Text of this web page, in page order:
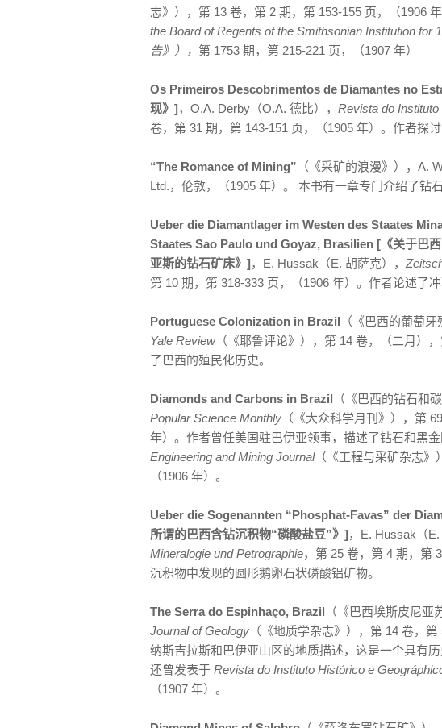
志》），第 13 卷，第 2 期，第 153-155 页，（1906
the Board of Regents of the Smithsonian Institution
告》）， 第 1753 期，第 215-221 页，（1907 年）
Os Primeiros Descobrimentos de Diamantes no
现》]，O.A. Derby（O.A. 德比）， Revista do
卷，第 31 期，第 143-151 页，（1905 年）。作者探
“The Romance of Mining” （《采矿的浪漫》），A.
Ltd.，伦敦，（1905 年）。 本书有一章专门介绍了钻
Ueber die Diamantlager im Westen des Staates
Staates Sao Paulo und Goyaz, Brasilien [《关于巴
亚斯的钻石矿床》]，E. Hussak（E. 胡萨克），
第 10 期，第 318-333 页，（1906 年）。作者论述了
Portuguese Colonization in Brazil （《巴西的葡萄
Yale Review（《耶鲁评论》），第 14 卷，（二月）
了巴西的殖民化历史。
Diamonds and Carbons in Brazil （《巴西的钻石和
Popular Science Monthly （《大众科学月刊》），第
年）。作者曾任美国驻巴伊亚领事，描述了钻石和黑
Engineering and Mining Journal（《工程与采矿杂志》
（1906 年）。
Ueber die Sogenannten “Phosphat-Favas” der
所谓的巴西含钻沉积物“磷酸盐豆”》]，E. Hussak（E.
Mineralogie und Petrographie，第 25 卷，第 4 期，第
沉积物中发现的圆形鹅卵石状磷酸铝矿物。
The Serra do Espinhaço, Brazil （《巴西埃斯皮尼亚
Journal of Geology （《地质学杂志》），第 14 卷，
纳斯吉拉斯和巴伊亚山区的地质描述，这是一个具有
还曾发表于 Revista do Instituto Histórico e
（1907 年）。